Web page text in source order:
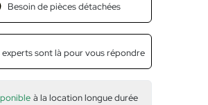
Besoin de pièces détachées
experts sont là pour vous répondre
à la location longue durée